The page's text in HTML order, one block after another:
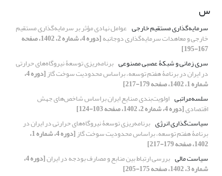
س
سرمایه‌گذاری مستقیم خارجی عوامل نهادی مؤثر بر سرمایه‌گذاری مستقیم
خارجی و معاهدات سرمایه‌گذاری دوجانبه [دوره 4، شماره 2، 1402، صفحه
167-195]
سری زمانی و شبکۀ عصبی مصنوعی برنامه‌ریزی توسعۀ نیروگاه‌‏های حرارتی
در ایران در برنامۀ هفتم توسعه، براساس محدودیت سوخت گاز [دوره 4،
شماره 1، 1402، صفحه 179-217]
سلسه‌مراتبی اولویت‌بندی صنایع ایران براساس شاخص‌های جهش
اقتصادی[دوره 4، شماره 2، 1402، صفحه 103-124]
سیاست‏‌گذاری انرژی برنامه‌ریزی توسعۀ نیروگاه‌‏های حرارتی در ایران در
برنامۀ هفتم توسعه، براساس محدودیت سوخت گاز [دوره 4، شماره 1،
1402، صفحه 179-217]
سیاست مالی بررسی ارتباط بین منابع و مصارف بودجه در ایران [دوره 4،
شماره 3، 1402، صفحه 175-205]